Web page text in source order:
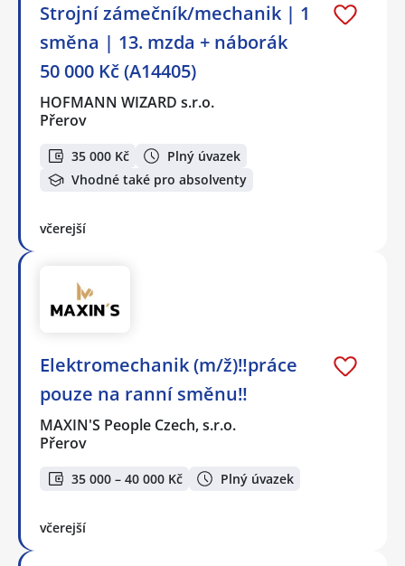
Strojní zámečník/mechanik | 1
směna | 13. mzda + náborák
50 000 Kč (A14405)
HOFMANN WIZARD s.r.o.
Přerov
35 000 Kč
Plný úvazek
Vhodné také pro absolventy
včerejší
Elektromechanik (m/ž)‼️práce
pouze na ranní směnu‼️
MAXIN'S People Czech, s.r.o.
Přerov
35 000 – 40 000 Kč Plný úvazek
včerejší